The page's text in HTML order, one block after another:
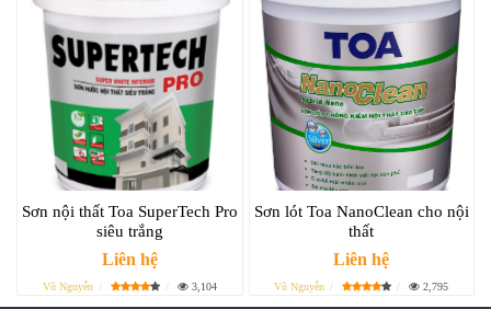
Sơn nội thất Toa SuperTech Pro
siêu trắng
Liên hệ
Vũ Nguyễn 3,104
Sơn lót Toa NanoClean cho nội
thất
Liên hệ
Vũ Nguyễn 2,795